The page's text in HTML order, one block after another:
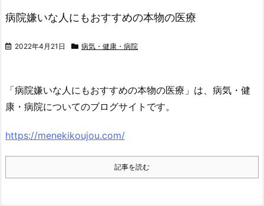
病院嫌いな人にもおすすめの本物の医療
2022年4月21日 病気・健康・病院
「病院嫌いな人にもおすすめの本物の医療」は、病気・健
康・病院についてのブログサイトです。
https://menekikoujou.com/
記事を読む